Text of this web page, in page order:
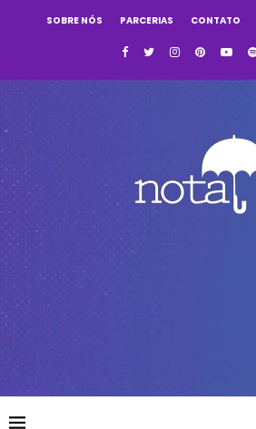
SOBRE NÓS PARCERIAS CONTATO